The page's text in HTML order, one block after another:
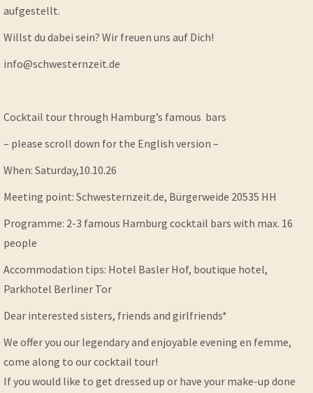
aufgestellt.
Willst du dabei sein? Wir freuen uns auf Dich!
info@schwesternzeit.de
Cocktail tour through Hamburg’s famous bars
– please scroll down for the English version –
When: Saturday,10.10.26
Meeting point: Schwesternzeit.de, Bürgerweide 20535 HH
Programme: 2-3 famous Hamburg cocktail bars with max. 16
people
Accommodation tips: Hotel Basler Hof, boutique hotel,
Parkhotel Berliner Tor
Dear interested sisters, friends and girlfriends*
We offer you our legendary and enjoyable evening en femme,
come along to our cocktail tour!
If you would like to get dressed up or have your make-up done